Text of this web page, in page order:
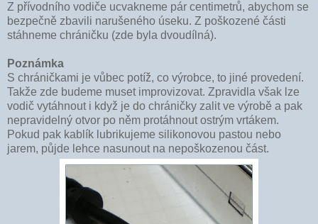
Z přívodního vodiče ucvakneme pár centimetrů, abychom se
bezpečně zbavili narušeného úseku. Z poškozené části
stáhneme chráničku (zde byla dvoudílná).
Poznámka
S chráničkami je vůbec potíž, co výrobce, to jiné provedení.
Takže zde budeme muset improvizovat. Zpravidla však lze
vodič vytáhnout i když je do chráničky zalit ve výrobě a pak
nepravidelný otvor po něm protáhnout ostrým vrtákem.
Pokud pak kablík lubrikujeme silikonovou pastou nebo
jarem, půjde lehce nasunout na nepoškozenou část.